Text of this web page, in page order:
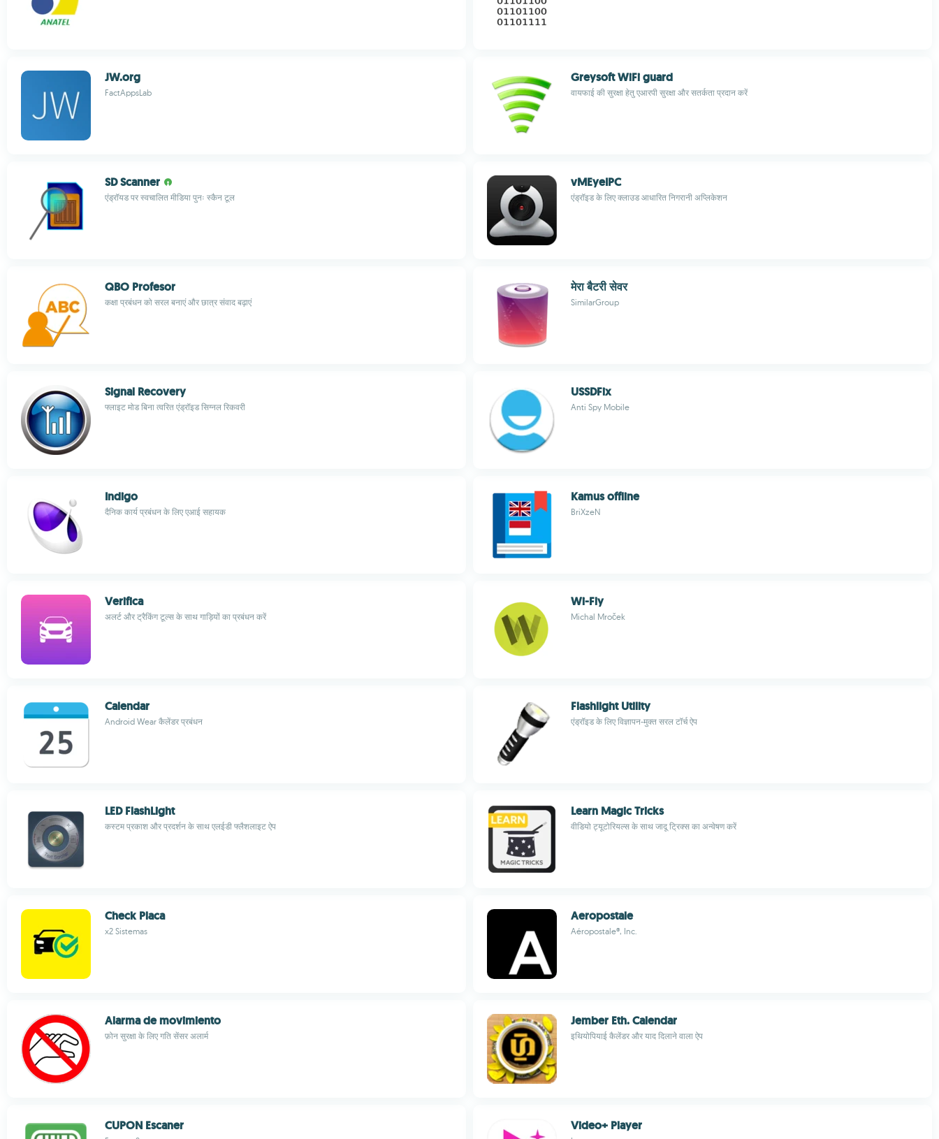
JW.org
FactAppsLab
Greysoft WiFi guard
वायफाई की सुरक्षा हेतु एआरपी सुरक्षा और सतर्कता प्रदान करें
SD Scanner
एंड्रॉयड पर स्वचालित मीडिया पुनः स्कैन टूल
vMEyeIPC
एंड्रॉइड के लिए क्लाउड आधारित निगरानी अप्लिकेशन
QBO Profesor
कक्षा प्रबंधन को सरल बनाएं और छात्र संवाद बढ़ाएं
मेरा बैटरी सेवर
SimilarGroup
Signal Recovery
फ्लाइट मोड बिना त्वरित एंड्रॉइड सिग्नल रिकवरी
USSDFix
Anti Spy Mobile
Indigo
दैनिक कार्य प्रबंधन के लिए एआई सहायक
Kamus offline
BriXzeN
Verifica
अलर्ट और ट्रैकिंग टूल्स के साथ गाड़ियों का प्रबंधन करें
Wi-Fly
Michal Mroček
Calendar
Android Wear कैलेंडर प्रबंधन
Flashlight Utility
एंड्रॉइड के लिए विज्ञापन-मुक्त सरल टॉर्च ऐप
LED FlashLight
कस्टम प्रकाश और प्रदर्शन के साथ एलईडी फ्लैशलाइट ऐप
Learn Magic Tricks
वीडियो ट्यूटोरियल्स के साथ जादू ट्रिक्स का अन्वेषण करें
Check Placa
x2 Sistemas
Aeropostale
Aéropostale®, Inc.
Alarma de movimiento
फ़ोन सुरक्षा के लिए गति सेंसर अलार्म
Jember Eth. Calendar
इथियोपियाई कैलेंडर और याद दिलाने वाला ऐप
CUPON Escaner Video+ Player